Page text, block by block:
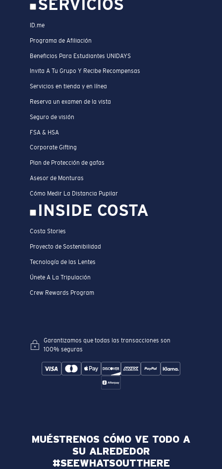
SERVICIOS
ID.me
Programa de Afiliación
Beneficios Para Estudiantes UNIDAYS
Invita A Tu Grupo Y Recibe Recompensas
Servicios en tienda y en línea
Reserva un examen de la vista
Seguro de visión
FSA & HSA
Corporate Gifting
Plan de Protección de gafas
Asesor de Monturas
Cómo Medir La Distancia Pupilar
INSIDE COSTA
Costa Stories
Proyecto de Sostenibilidad
Tecnología de las Lentes
Únete A La Tripulación
Crew Rewards Program
Garantizamos que todas las transacciones son
100% seguras
MUÉSTRENOS CÓMO VE TODO A
SU ALREDEDOR
#SEEWHATSOUTTHERE